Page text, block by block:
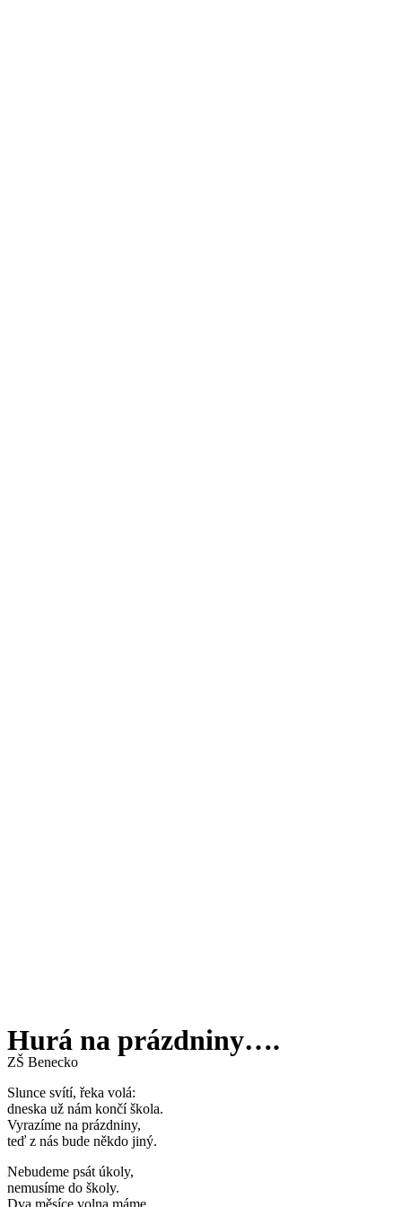
Hurá na prázdniny….
ZŠ Benecko
Slunce svítí, řeka volá:
dneska už nám končí škola.
Vyrazíme na prázdniny,
teď z nás bude někdo jiný.
Nebudeme psát úkoly,
nemusíme do školy.
Dva měsíce volna máme,